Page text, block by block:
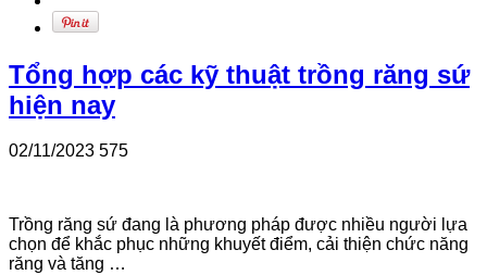
Tổng hợp các kỹ thuật trồng răng sứ
hiện nay
02/11/2023 575
Trồng răng sứ đang là phương pháp được nhiều người lựa
chọn để khắc phục những khuyết điểm, cải thiện chức năng
răng và tăng …